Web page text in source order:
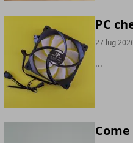
PC
27 lug
...